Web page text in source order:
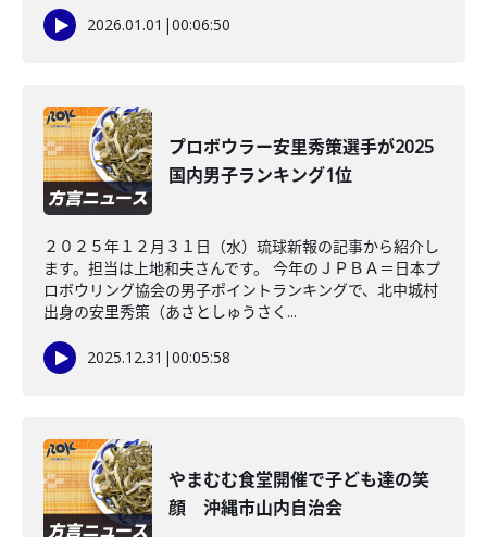
2026.01.01 |00:06:50
プロボウラー安里秀策選手が2025
国内男子ランキング1位
２０２５年１２月３１日（水）琉球新報の記事から紹介し
ます。担当は上地和夫さんです。 今年のＪＰＢＡ＝日本プ
ロボウリング協会の男子ポイントランキングで、北中城村
出身の安里秀策（あさとしゅうさく...
2025.12.31 |00:05:58
やまむむ食堂開催で子ども達の笑
顔 沖縄市山内自治会